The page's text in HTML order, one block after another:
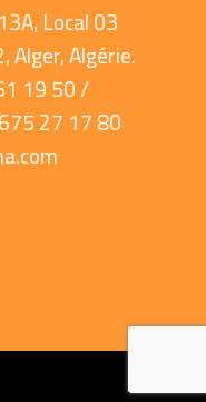
Local 03
Alger, Algérie.
19 50 /
27 17 80